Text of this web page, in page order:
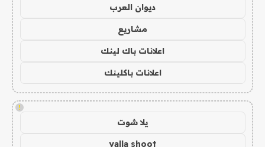
ديوان العرب
مشاريع
اعلانات باك لينك
اعلانات باكلينك
!
يلا شوت
yalla shoot